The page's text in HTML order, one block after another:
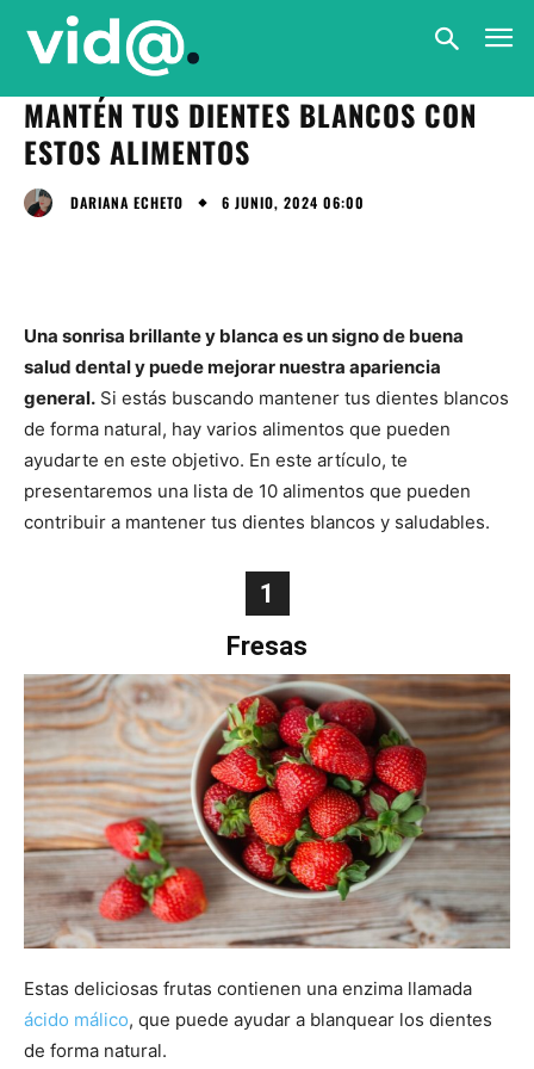
MANTÉN TUS DIENTES BLANCOS CON
ESTOS ALIMENTOS
DARIANA ECHETO 6 JUNIO, 2024 06:00
Una sonrisa brillante y blanca es un signo de buena
salud dental y puede mejorar nuestra apariencia
general. Si estás buscando mantener tus dientes blancos
de forma natural, hay varios alimentos que pueden
ayudarte en este objetivo. En este artículo, te
presentaremos una lista de 10 alimentos que pueden
contribuir a mantener tus dientes blancos y saludables.
1
Fresas
Estas deliciosas frutas contienen una enzima llamada
ácido málico, que puede ayudar a blanquear los dientes
de forma natural.